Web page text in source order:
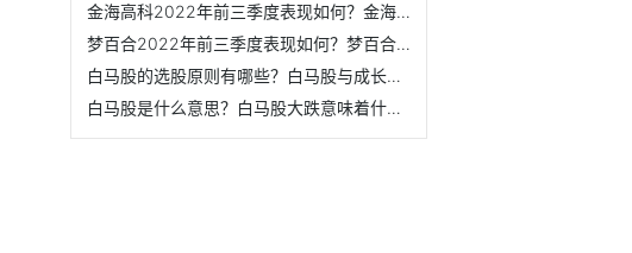
金海高科2022年前三季度表现如何？金海高科主营业务是什么？
梦百合2022年前三季度表现如何？梦百合主营业务是什么？
白马股的选股原则有哪些？白马股与成长股的区别是什么？
白马股是什么意思？白马股大跌意味着什么？